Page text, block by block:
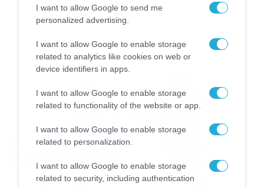
I want to allow Google to send me
personalized advertising.
I want to allow Google to enable storage
related to analytics like cookies on web or
device identifiers in apps.
I want to allow Google to enable storage
related to functionality of the website or app.
I want to allow Google to enable storage
related to personalization.
I want to allow Google to enable storage
related to security, including authentication
Ο Σταύρος Ηλιόπουλος χορήγησε ρεπό στους παίκτες
του για σήμερα Τρίτη (30/09). Την ευκαιρία να πάρουν
Καλλιθέας, έπειτα από απόφαση του τεχνικού των
«κυανόλευκων». Το επόμενο προγραμματισμένο
ραντεβού είναι για αύριο Τετάρτη (1/10). Ωστόσο η
αθηναϊκή ομάδα βρίσκεται σε αναζήτηση αντιπάλου για
φιλικό μέσα στο ερχόμενο Σαββατοκύριακο, αλλά […]